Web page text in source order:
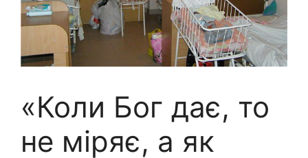
«Коли Бог дає, то
не міряє, а як